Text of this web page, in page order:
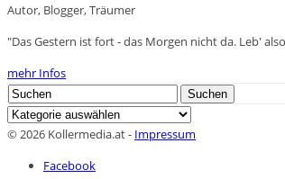
Autor, Blogger, Träumer
"Das Gestern ist fort - das Morgen nicht da. Leb'
mehr Infos
Search
for:
Suchen
Kategorien
© 2026 Kollermedia.at - Impressum
Facebook